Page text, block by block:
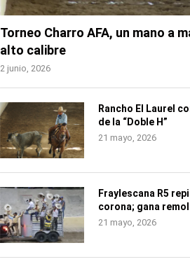
Torneo Charro AFA, un mano a
alto calibre
2 junio, 2026
Rancho El Laurel
de la “Doble H”
21 mayo, 2026
Fraylescana R5
corona; gana
21 mayo, 2026